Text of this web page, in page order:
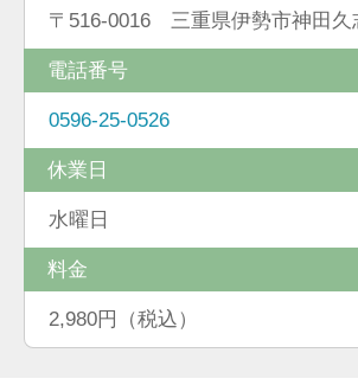
〒516-0016 三重県伊勢市神田久
電話番号
0596-25-0526
休業日
水曜日
料金
2,980円（税込）